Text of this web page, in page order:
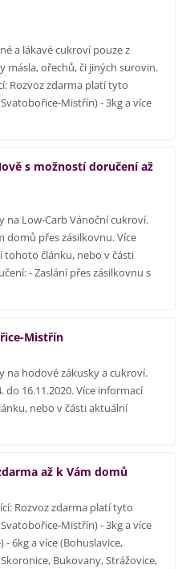
a lákavé cukroví pouze z
másla, ořechů, či jiných surovin.
Rozvoz zdarma platí tyto
Mistřín) - 3kg a více
s možností doručení až
na Low-Carb Vánoční cukroví.
domů přes zásilkovnu. Více
článku, nebo v části
- Zaslání přes zásilkovnu s
Mistřín
na hodové zákusky a cukroví.
16.11.2020. Více informací
nebo v části aktuální
až k Vám domů
Rozvoz zdarma platí tyto
Mistřín) - 3kg a více
6kg a více (Bohuslavice,
Bukovany, Strážovice,